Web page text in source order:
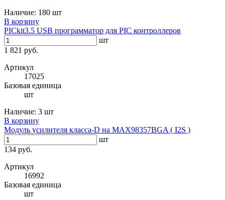
Наличие: 180 шт
В корзину
PICkit3.5 USB программатор для PIC контроллеров
шт
1 821 руб.
Артикул
17025
Базовая единица
шт
Наличие: 3 шт
В корзину
Модуль усилителя класса-D на MAX98357BGA ( I2S )
шт
134 руб.
Артикул
16992
Базовая единица
шт